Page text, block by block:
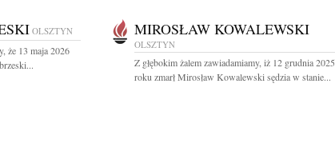
OLSZTYN
że 13 maja 2026
MIROSŁAW KOWALEWSKI
OLSZTYN
Z głębokim żalem zawiadamiamy, iż 12 grudnia 2025
roku zmarł Mirosław Kowalewski sędzia w stanie...